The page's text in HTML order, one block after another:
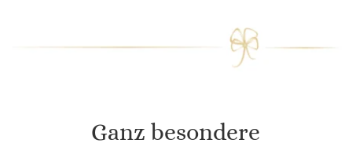
Ganz besondere